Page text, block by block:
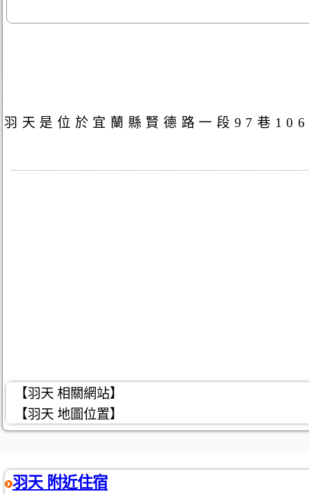
羽天是位於宜蘭縣賢德路一段97巷
【羽天 相關網站】
【羽天 地圖位置】
羽天 附近住宿